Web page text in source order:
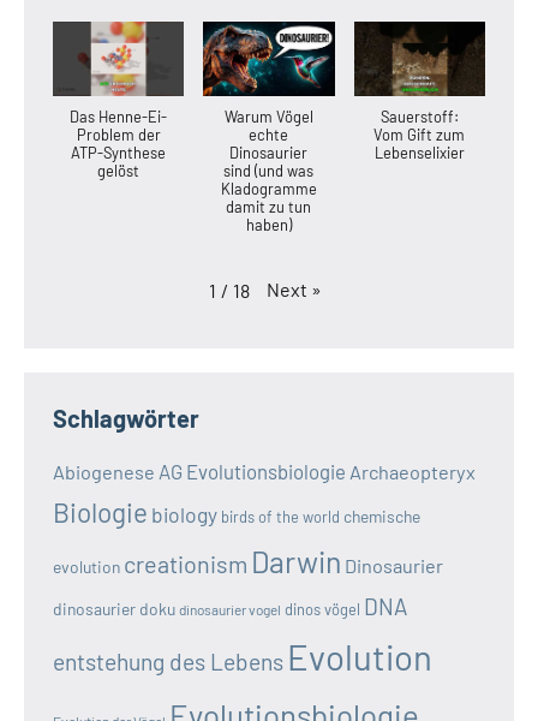
Das Henne-Ei-
Problem der
ATP-Synthese
gelöst
Warum Vögel
echte
Dinosaurier
sind (und was
Kladogramme
damit zu tun
haben)
Sauerstoff:
Vom Gift zum
Lebenselixier
1 / 18 Next »
Schlagwörter
Abiogenese AG Evolutionsbiologie Archaeopteryx
Biologie biology birds of the world chemische
evolution creationism Darwin Dinosaurier
dinosaurier doku dinosaurier vogel dinos vögel DNA
entstehung des Lebens Evolution